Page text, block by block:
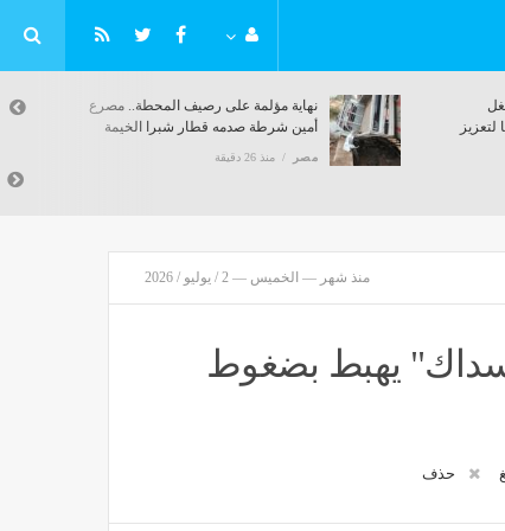
كاتب بريطاني: الرئيس الصيني يستغل
انشغال العالم بإيران وغزة وأوكرانيا لتعزيز
نفوذ بكين
منذ شهر — الخميس — 2 / يوليو / 2026
يهبط بضغوط
حذف